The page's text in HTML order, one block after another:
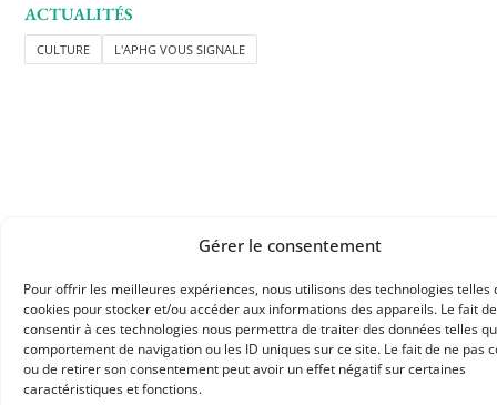
Gérer le consentement
Pour offrir les meilleures expériences, nous utilisons des technologies telles
cookies pour stocker et/ou accéder aux informations des appareils. Le fait de
consentir à ces technologies nous permettra de traiter des données telles
comportement de navigation ou les ID uniques sur ce site. Le fait de ne pas
ou de retirer son consentement peut avoir un effet négatif sur certaines
caractéristiques et fonctions.
ACTUALITÉS
CULTURE L'APHG VOUS SIGNALE
APHG
Association des professeurs d'histoire et géographie
+ 33 0(1) 42 33 62 37
BP 6541 – 75065 Paris Cedex 02